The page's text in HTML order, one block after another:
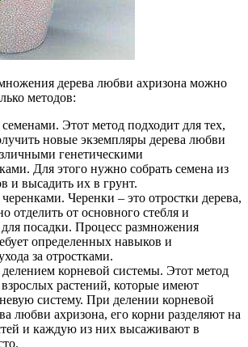
дерева любви ахризона можно
методов:
Этот метод подходит для тех,
новые экземпляры дерева любви
генетическими
Для этого нужно собрать семена из
и высадить их в грунт.
Черенки – это отростки дерева,
отделить от основного стебля и
для посадки. Процесс размножения
определенных навыков и
за отростками.
корневой системы. Этот метод
растений, которые имеют
систему. При делении корневой
любви ахризона, его корни разделяют на
и каждую из них высаживают в